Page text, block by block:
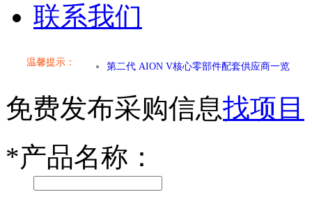
联系我们
温馨提示：
小米SU7核心零部件配套供应商一览
乐道L60核心零部件配套供应商一览
小米SU7核心零部件配套供应商一览
免费发布采购信息找项目
*产品名称：